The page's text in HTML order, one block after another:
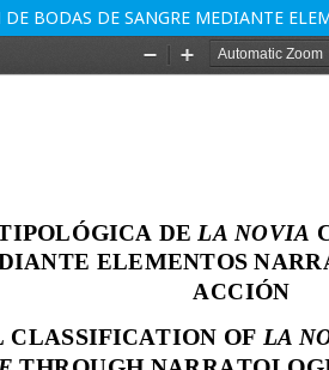
BODAS DE SANGRE MEDIANTE